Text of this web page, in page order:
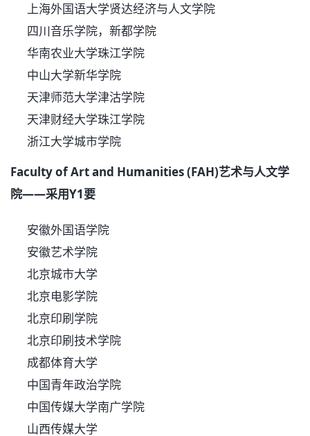
上海外国语大学贤达经济与人文学院
四川音乐学院，新都学院
华南农业大学珠江学院
中山大学新华学院
天津师范大学津沽学院
天津财经大学珠江学院
浙江大学城市学院
Faculty of Art and Humanities (FAH)艺术与人文学
院——采用Y1要
安徽外国语学院
安徽艺术学院
北京城市大学
北京电影学院
北京印刷学院
北京印刷技术学院
成都体育大学
中国青年政治学院
中国传媒大学南广学院
山西传媒大学